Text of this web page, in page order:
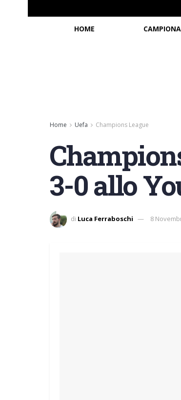
HOME
Home Uefa Champions League
3-0 allo
di Luca Ferraboschi 8